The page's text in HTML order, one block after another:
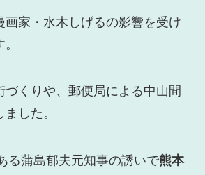
画家・水木しげるの影響を受け
づくりや、郵便局による中山間
した。
る蒲島郁夫元知事の誘いで熊本